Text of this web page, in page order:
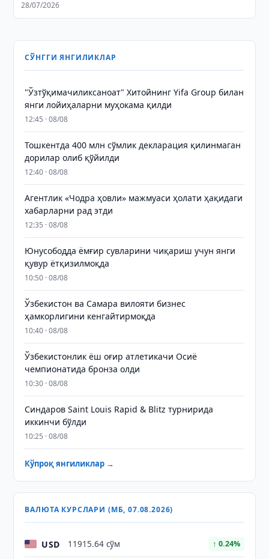
28/07/2026
СЎНГГИ ЯНГИЛИКЛАР
"Ўзтўқимачиликсаноат" Хитойнинг Yifa Group билан
янги лойиҳаларни муҳокама қилди
12:45 · 08/08
Тошкентда 400 млн сўмлик декларация қилинмаган
дорилар олиб қўйилди
12:40 · 08/08
Агентлик «Чодра ҳовли» мажмуаси ҳолати ҳақидаги
хабарларни рад этди
12:35 · 08/08
Юнусободда ёмғир сувларини чиқариш учун янги
қувур ётқизилмоқда
10:50 · 08/08
Ўзбекистон ва Самара вилояти бизнес
ҳамкорлигини кенгайтирмоқда
10:40 · 08/08
Ўзбекистонлик ёш оғир атлетикачи Осиё
чемпионатида бронза олди
10:30 · 08/08
Синдаров Saint Louis Rapid & Blitz турнирида
иккинчи бўлди
10:25 · 08/08
Кўпроқ янгиликлар →
ВАЛЮТА КУРСЛАРИ (МБ, 07.08.2026)
USD 11915.64 сўм ↑ 0.24%